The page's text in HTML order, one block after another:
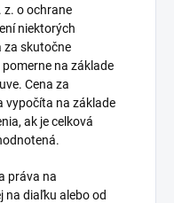
z. o ochrane
niektorých
za skutočne
na základe
Cena za
vypočíta na základe
ak je celková
práva na
na diaľku alebo od